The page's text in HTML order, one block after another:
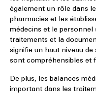
également un rôle dans
pharmacies et les
médecins et le personnel
traitements et la
signifie un haut niveau de
sont compréhensibles et
De plus, les balances
important dans les